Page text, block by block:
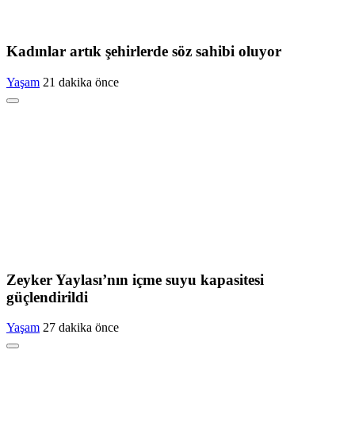
Kadınlar artık şehirlerde söz sahibi oluyor
Yaşam 21 dakika önce
Zeyker Yaylası’nın içme suyu kapasitesi
güçlendirildi
Yaşam 27 dakika önce